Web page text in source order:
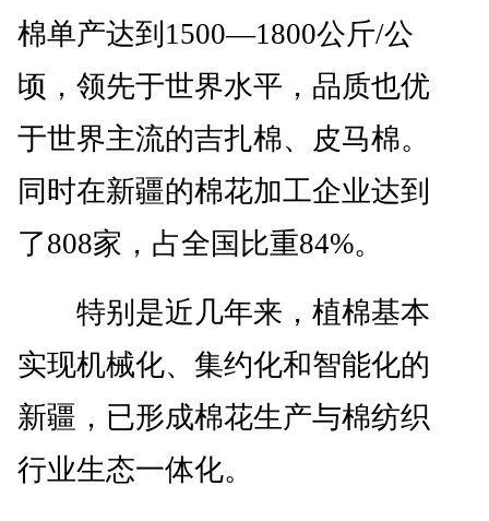
棉单产达到1500—1800公斤/公
顷，领先于世界水平，品质也优
于世界主流的吉扎棉、皮马棉。
同时在新疆的棉花加工企业达到
了808家，占全国比重84%。
特别是近几年来，植棉基本
实现机械化、集约化和智能化的
新疆，已形成棉花生产与棉纺织
行业生态一体化。